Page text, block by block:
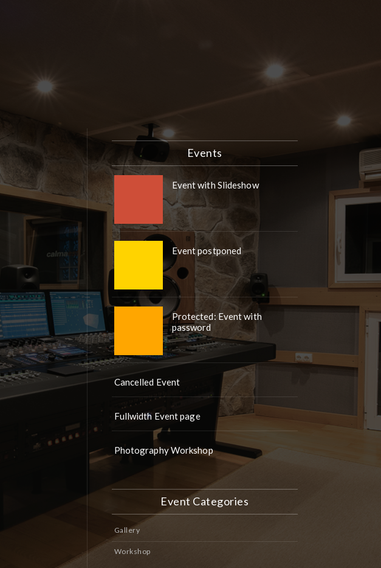
Events
Event with Slideshow
Event postponed
Protected: Event with
password
Cancelled Event
Fullwidth Event page
Photography Workshop
Event Categories
Gallery
Workshop